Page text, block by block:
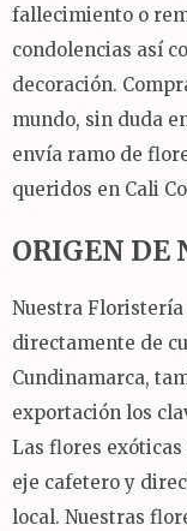
fallecimiento o
condolencias así
decoración.
mundo, sin duda
envía ramo de
queridos en Cali
ORIGEN DE
Nuestra Floristería
directamente de
Cundinamarca,
exportación los
Las flores exóticas
eje cafetero y
local. Nuestras